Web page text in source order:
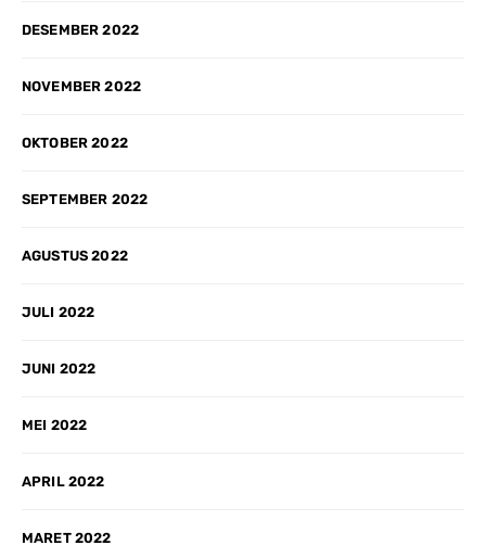
DESEMBER 2022
NOVEMBER 2022
OKTOBER 2022
SEPTEMBER 2022
AGUSTUS 2022
JULI 2022
JUNI 2022
MEI 2022
APRIL 2022
MARET 2022